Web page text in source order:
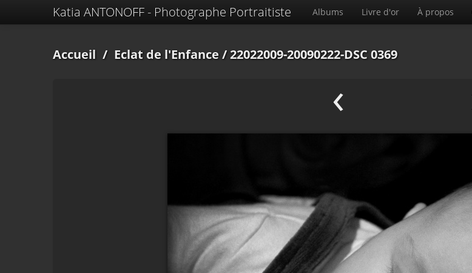
Katia ANTONOFF - Photographe Portraitiste Albums Livre d'or À propos
Accueil / Eclat de l'Enfance/ 22022009-20090222-DSC 0369
‹